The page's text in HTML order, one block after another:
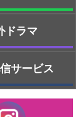
ドラマ
サービス